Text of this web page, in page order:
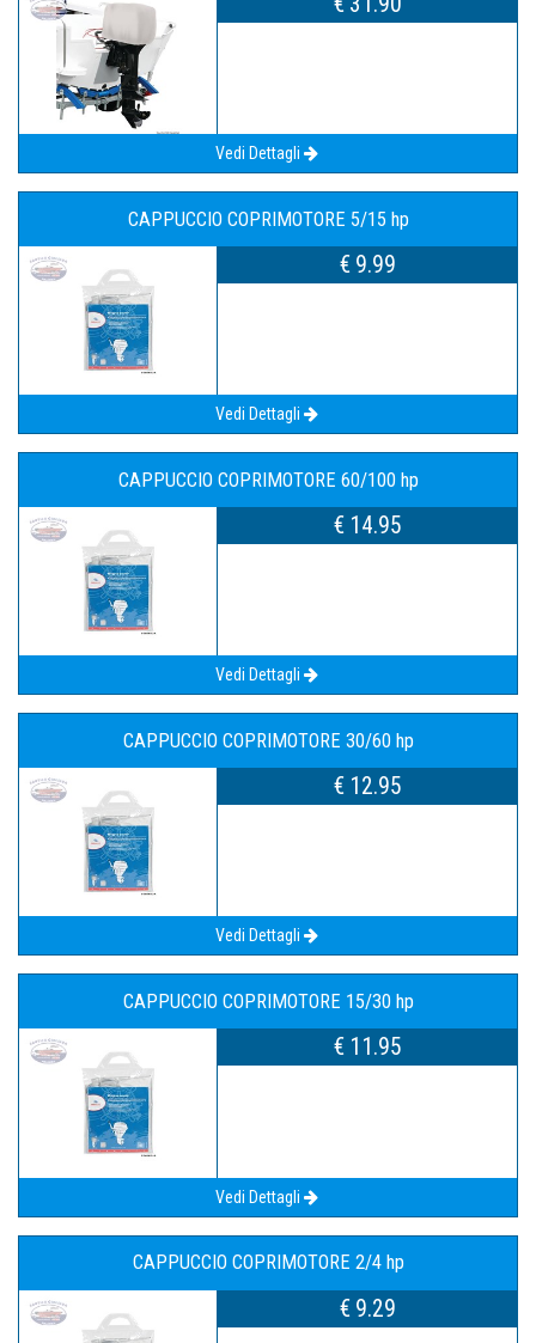
Vedi Dettagli
CAPPUCCIO COPRIMOTORE 5/15 hp
€ 9.99
Vedi Dettagli
CAPPUCCIO COPRIMOTORE 60/100 hp
€ 14.95
Vedi Dettagli
CAPPUCCIO COPRIMOTORE 30/60 hp
€ 12.95
Vedi Dettagli
CAPPUCCIO COPRIMOTORE 15/30 hp
€ 11.95
Vedi Dettagli
CAPPUCCIO COPRIMOTORE 2/4 hp
€ 9.29